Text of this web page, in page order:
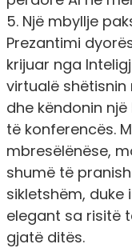
5. Një mbyllje
Prezantimi
krijuar nga
virtualë
dhe këndonin
të konferencës.
mbresëlënëse,
shumë të
sikletshëm, duke
elegant sa risitë
gjatë ditës.